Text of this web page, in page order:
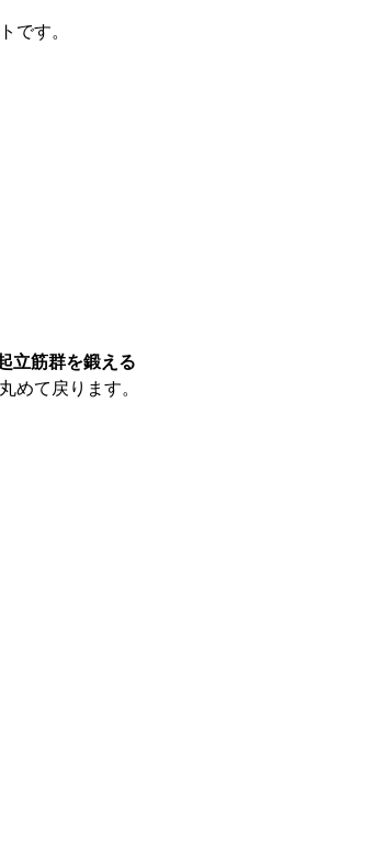
です。
立筋群を鍛える
めて戻ります。